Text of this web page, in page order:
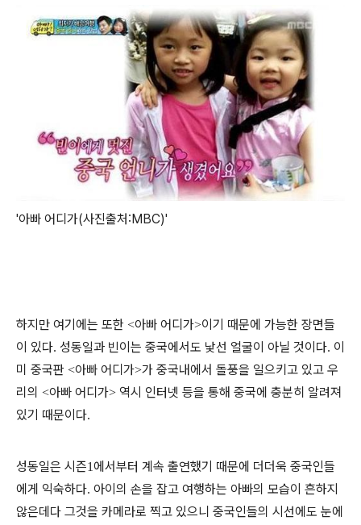
'아빠 어디가(사진출처:MBC)'
하지만 여기에는 또한 <아빠 어디가>이기 때문에 가능한 장면들
이 있다. 성동일과 빈이는 중국에서도 낯선 얼굴이 아닐 것이다. 이
미 중국판 <아빠 어디가>가 중국내에서 돌풍을 일으키고 있고 우
리의 <아빠 어디가> 역시 인터넷 등을 통해 중국에 충분히 알려져
있기 때문이다.
성동일은 시즌1에서부터 계속 출연했기 때문에 더더욱 중국인들
에게 익숙하다. 아이의 손을 잡고 여행하는 아빠의 모습이 흔하지
않은데다 그것을 카메라로 찍고 있으니 중국인들의 시선에도 눈에